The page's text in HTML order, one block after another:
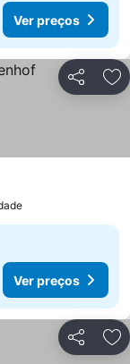
Ver preços
Partilhar
Ver preços
Partilhar